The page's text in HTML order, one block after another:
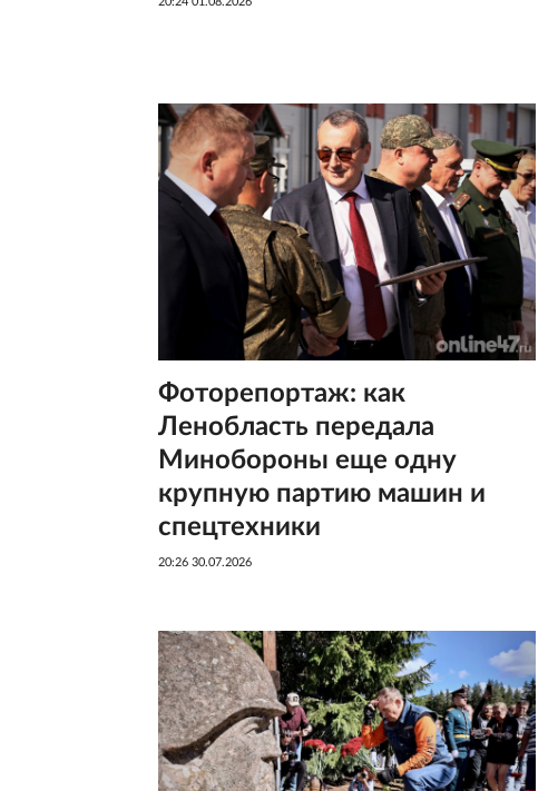
Фоторепортаж: как
Ленобласть передала
Минобороны еще одну
крупную партию машин и
спецтехники
20:26 30.07.2026